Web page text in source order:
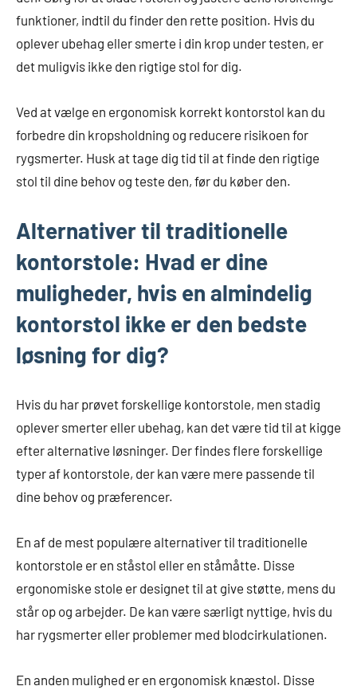
funktioner, indtil du finder den rette position. Hvis du
oplever ubehag eller smerte i din krop under testen, er
det muligvis ikke den rigtige stol for dig.
Ved at vælge en ergonomisk korrekt kontorstol kan du
forbedre din kropsholdning og reducere risikoen for
rygsmerter. Husk at tage dig tid til at finde den rigtige
stol til dine behov og teste den, før du køber den.
Alternativer til traditionelle
kontorstole: Hvad er dine
muligheder, hvis en almindelig
kontorstol ikke er den bedste
løsning for dig?
Hvis du har prøvet forskellige kontorstole, men stadig
oplever smerter eller ubehag, kan det være tid til at kigge
efter alternative løsninger. Der findes flere forskellige
typer af kontorstole, der kan være mere passende til
dine behov og præferencer.
En af de mest populære alternativer til traditionelle
kontorstole er en ståstol eller en ståmåtte. Disse
ergonomiske stole er designet til at give støtte, mens du
står op og arbejder. De kan være særligt nyttige, hvis du
har rygsmerter eller problemer med blodcirkulationen.
En anden mulighed er en ergonomisk knæstol. Disse